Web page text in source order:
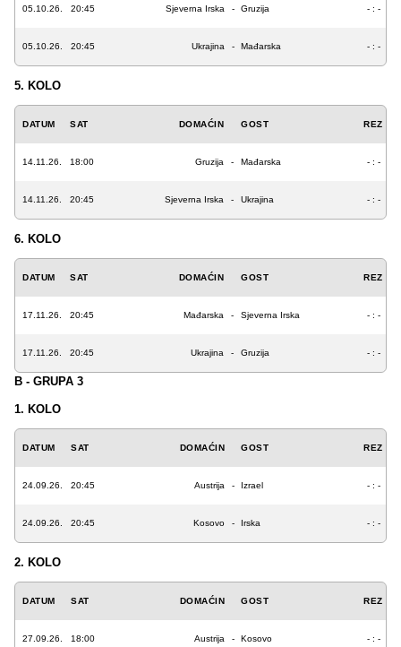
05.10.26. 20:45 Sjeverna Irska - Gruzija - : -
05.10.26. 20:45 Ukrajina - Mađarska - : -
5. KOLO
DATUM SAT DOMAĆIN GOST REZ
14.11.26. 18:00 Gruzija - Mađarska - : -
14.11.26. 20:45 Sjeverna Irska - Ukrajina - : -
6. KOLO
DATUM SAT DOMAĆIN GOST REZ
17.11.26. 20:45 Mađarska - Sjeverna Irska - : -
17.11.26. 20:45 Ukrajina - Gruzija - : -
B - GRUPA 3
1. KOLO
DATUM SAT DOMAĆIN GOST REZ
24.09.26. 20:45 Austrija - Izrael - : -
24.09.26. 20:45 Kosovo - Irska - : -
2. KOLO
DATUM SAT DOMAĆIN GOST REZ
27.09.26. 18:00 Austrija - Kosovo - : -